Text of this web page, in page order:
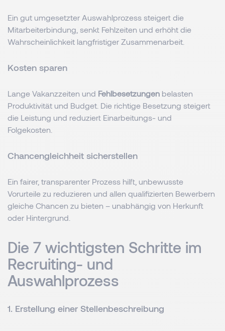
Ein gut umgesetzter Auswahlprozess steigert die
Mitarbeiterbindung, senkt Fehlzeiten und erhöht die
Wahrscheinlichkeit langfristiger Zusammenarbeit.
Kosten sparen
Lange Vakanzzeiten und Fehlbesetzungen belasten
Produktivität und Budget. Die richtige Besetzung steigert
die Leistung und reduziert Einarbeitungs- und
Folgekosten.
Chancengleichheit sicherstellen
Ein fairer, transparenter Prozess hilft, unbewusste
Vorurteile zu reduzieren und allen qualifizierten Bewerbern
gleiche Chancen zu bieten – unabhängig von Herkunft
oder Hintergrund.
Die 7 wichtigsten Schritte im
Recruiting- und
Auswahlprozess
1. Erstellung einer Stellenbeschreibung